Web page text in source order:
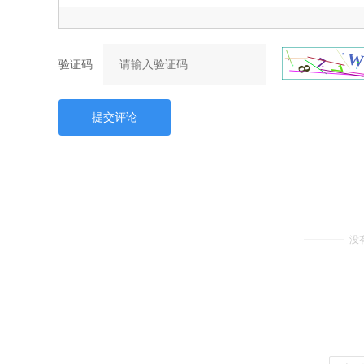
验证码
提交评论
没